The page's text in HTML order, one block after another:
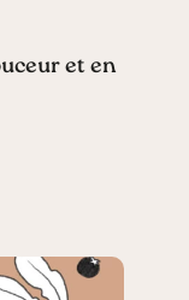
et en